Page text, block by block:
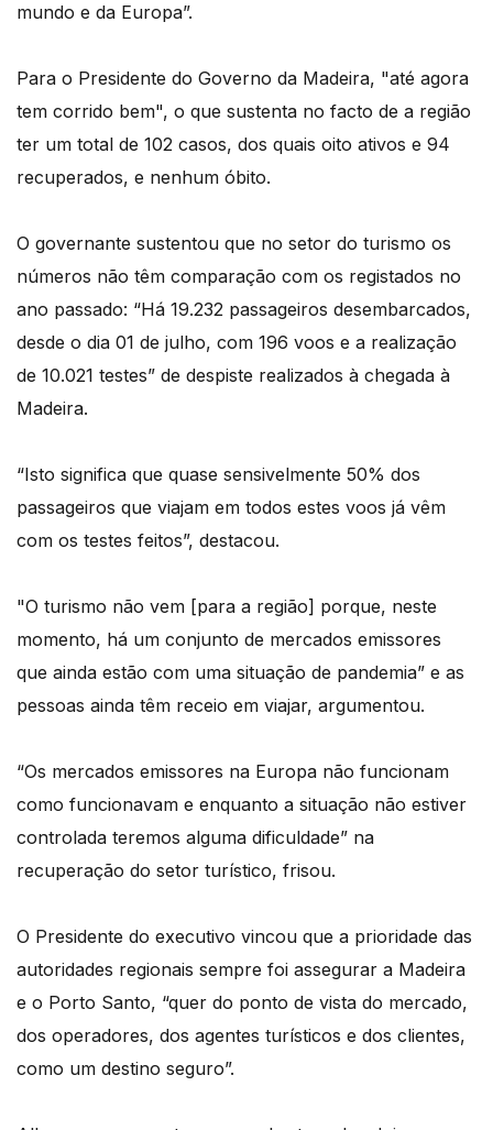
mundo e da Europa”.
Para o Presidente do Governo da Madeira, "até agora
tem corrido bem", o que sustenta no facto de a região
ter um total de 102 casos, dos quais oito ativos e 94
recuperados, e nenhum óbito.
O governante sustentou que no setor do turismo os
números não têm comparação com os registados no
ano passado: “Há 19.232 passageiros desembarcados,
desde o dia 01 de julho, com 196 voos e a realização
de 10.021 testes” de despiste realizados à chegada à
Madeira.
“Isto significa que quase sensivelmente 50% dos
passageiros que viajam em todos estes voos já vêm
com os testes feitos”, destacou.
"O turismo não vem [para a região] porque, neste
momento, há um conjunto de mercados emissores
que ainda estão com uma situação de pandemia” e as
pessoas ainda têm receio em viajar, argumentou.
“Os mercados emissores na Europa não funcionam
como funcionavam e enquanto a situação não estiver
controlada teremos alguma dificuldade” na
recuperação do setor turístico, frisou.
O Presidente do executivo vincou que a prioridade das
autoridades regionais sempre foi assegurar a Madeira
e o Porto Santo, “quer do ponto de vista do mercado,
dos operadores, dos agentes turísticos e dos clientes,
como um destino seguro”.